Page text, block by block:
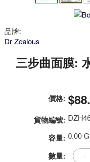
品牌:
Dr Zealous
三步曲面膜:
價格:
貨物編號:
容量: 0.00
數量: -